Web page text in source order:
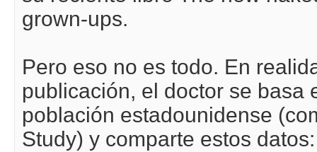
grown-ups.
Pero eso no es todo. En
publicación, el doctor se basa
población estadounidense
Study) y comparte estos datos: